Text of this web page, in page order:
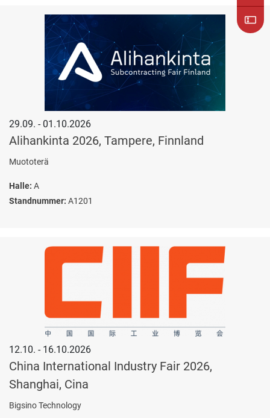
29.09. - 01.10.2026
Alihankinta 2026, Tampere, Finnland
Muototerä
Halle: A
Standnummer: A1201
12.10. - 16.10.2026
China International Industry Fair 2026,
Shanghai, Cina
Bigsino Technology